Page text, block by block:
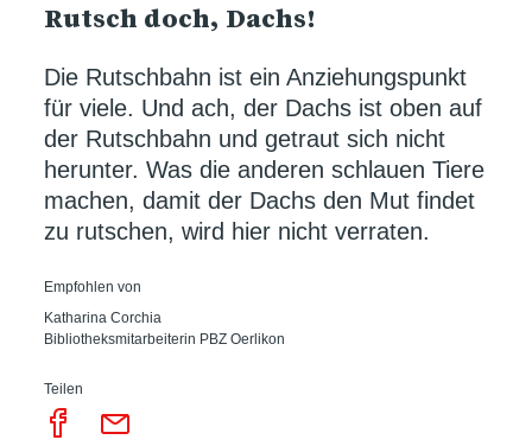
Rutsch doch, Dachs!
Die Rutschbahn ist ein Anziehungspunkt
für viele. Und ach, der Dachs ist oben auf
der Rutschbahn und getraut sich nicht
herunter. Was die anderen schlauen Tiere
machen, damit der Dachs den Mut findet
zu rutschen, wird hier nicht verraten.
Empfohlen von
Katharina Corchia
Bibliotheksmitarbeiterin PBZ Oerlikon
Teilen